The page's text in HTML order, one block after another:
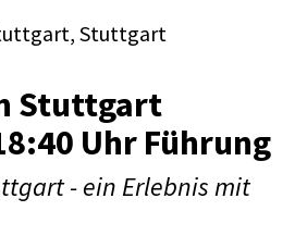
Stuttgart
Stuttgart
Uhr Führung
- ein Erlebnis mit